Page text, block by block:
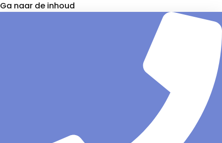
Ga naar de inhoud